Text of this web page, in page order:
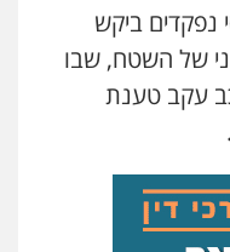
נפקדים ביקש
של השטח, שבו
עקב טענת